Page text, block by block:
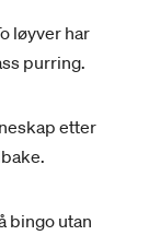
løyver har
purring.
etter
bingo utan